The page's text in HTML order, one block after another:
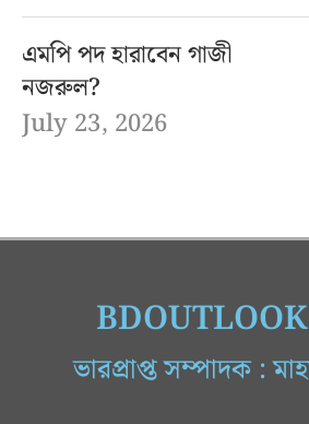
এমপি পদ হারাবেন গাজী
নজরুল?
July 23, 2026
ভারপ্রাপ্ত সম্পাদক :